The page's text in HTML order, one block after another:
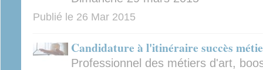
Publié le 26 Mar 2015
Candidature à l'itinéraire succès
Professionnel des métiers d'art,